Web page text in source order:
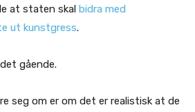
at staten skal bidra med
ut kunstgress.
gående.
seg om er om det er realistisk at de